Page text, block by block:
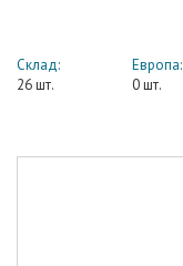
Склад:
26 шт.
Европа:
0 шт.